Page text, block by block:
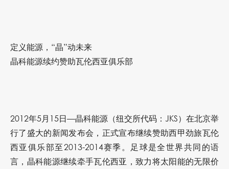
定义能源，“晶”动未来
晶科能源续约赞助瓦伦西亚俱乐部
2012年5月15日—晶科能源（纽交所代码：JKS）在北京举
行了盛大的新闻发布会，正式宣布继续赞助西甲劲旅瓦伦
西亚俱乐部至2013-2014赛季。足球是全世界共同的语
言，晶科能源继续牵手瓦伦西亚，致力将太阳能的无限价